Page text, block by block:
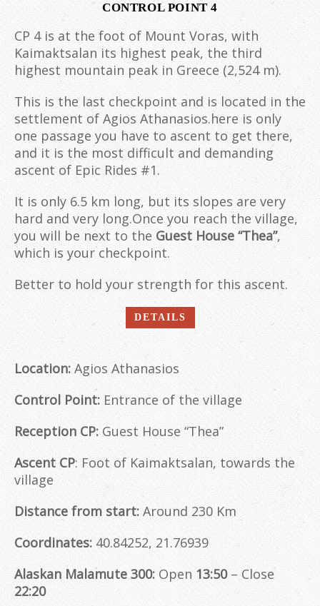
CONTROL POINT 4
CP 4 is at the foot of Mount Voras, with
Kaimaktsalan its highest peak, the third
highest mountain peak in Greece (2,524 m).
This is the last checkpoint and is located in the
settlement of Agios Athanasios.here is only
one passage you have to ascent to get there,
and it is the most difficult and demanding
ascent of Epic Rides #1.
It is only 6.5 km long, but its slopes are very
hard and very long.Once you reach the village,
you will be next to the Guest House “Thea”,
which is your checkpoint.
Better to hold your strength for this ascent.
DETAILS
Location: Agios Athanasios
Control Point: Entrance of the village
Reception CP: Guest House “Thea”
Ascent CP: Foot of Kaimaktsalan, towards the
village
Distance from start: Around 230 Km
Coordinates: 40.84252, 21.76939
Alaskan Malamute 300: Open13:50 – Close
22:20